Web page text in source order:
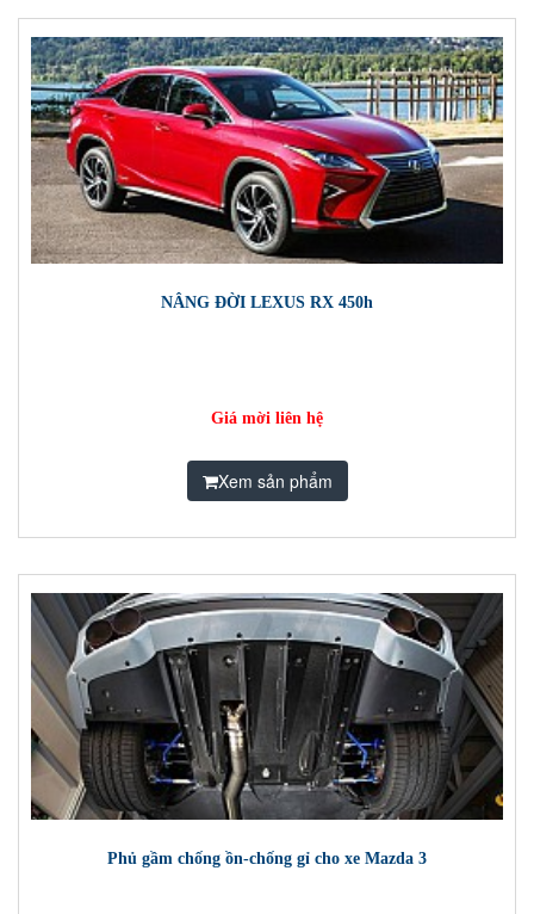
NÂNG ĐỜI LEXUS RX 450h
Giá mời liên hệ
Xem sản phẩm
Phủ gầm chống ồn-chống gỉ cho xe Mazda 3